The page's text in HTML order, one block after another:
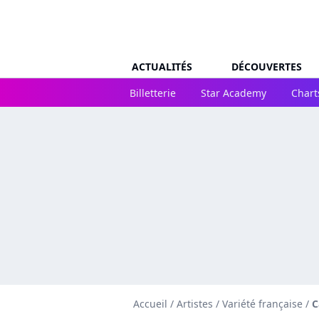
ACTUALITÉS
DÉCOUVERTES
Billetterie
Star Academy
Accueil / Artistes / Variété française /